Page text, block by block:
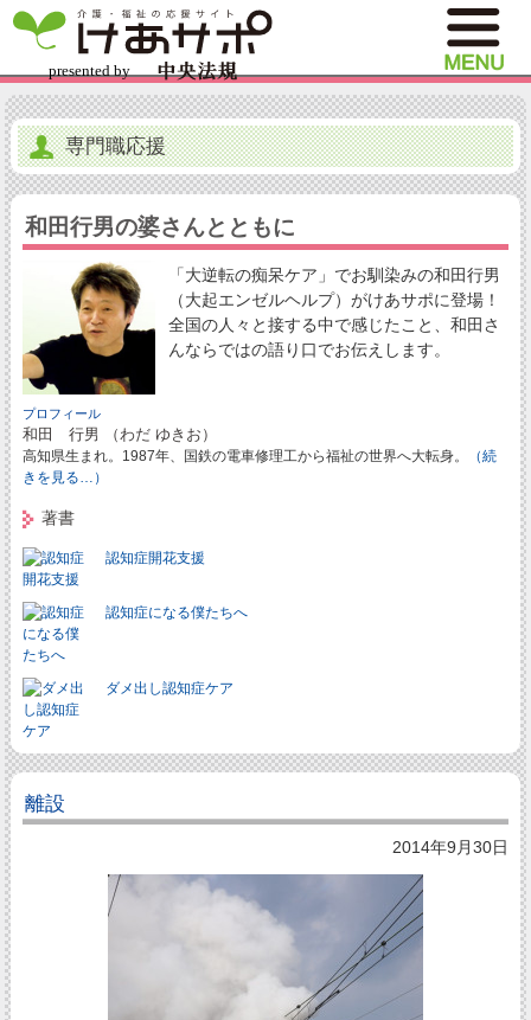
専門職応援
和田行男の婆さんとともに
「大逆転の痴呆ケア」でお馴染みの和田行男
（大起エンゼルヘルプ）がけあサポに登場！
全国の人々と接する中で感じたこと、和田さ
んならではの語り口でお伝えします。
プロフィール
和田 行男 （わだ ゆきお）
高知県生まれ。1987年、国鉄の電車修理工から福祉の世界へ大転身。
（続
きを見る…）
著書
認知症開花支援
認知症になる僕たちへ
ダメ出し認知症ケア
離設
2014年9月30日